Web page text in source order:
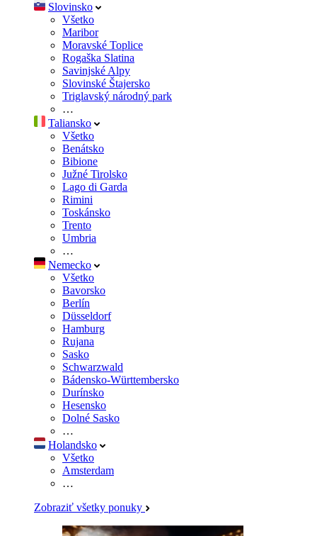
Slovinsko
Všetko
Maribor
Moravské Toplice
Rogaška Slatina
Savinjské Alpy
Slovinské Štajersko
Triglavský národný park
…
Taliansko
Všetko
Benátsko
Bibione
Južné Tirolsko
Lago di Garda
Rimini
Toskánsko
Trento
Umbria
…
Nemecko
Všetko
Bavorsko
Berlín
Düsseldorf
Hamburg
Rujana
Sasko
Schwarzwald
Bádensko-Württembersko
Durínsko
Hesensko
Dolné Sasko
…
Holandsko
Všetko
Amsterdam
…
Zobraziť všetky ponuky